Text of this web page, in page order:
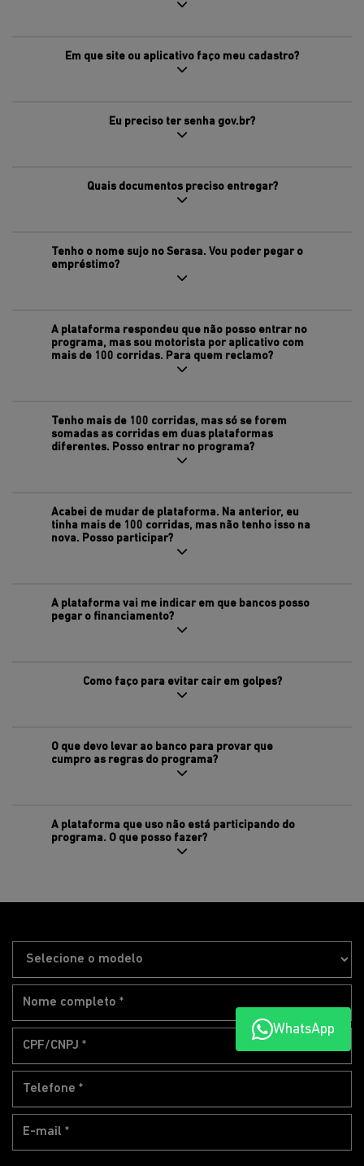
Em que site ou aplicativo faço meu cadastro?
Eu preciso ter senha gov.br?
Quais documentos preciso entregar?
Tenho o nome sujo no Serasa. Vou poder pegar o
empréstimo?
A plataforma respondeu que não posso entrar no
programa, mas sou motorista por aplicativo com
mais de 100 corridas. Para quem reclamo?
Tenho mais de 100 corridas, mas só se forem
somadas as corridas em duas plataformas
diferentes. Posso entrar no programa?
Acabei de mudar de plataforma. Na anterior, eu
tinha mais de 100 corridas, mas não tenho isso na
nova. Posso participar?
A plataforma vai me indicar em que bancos posso
pegar o financiamento?
Como faço para evitar cair em golpes?
O que devo levar ao banco para provar que
cumpro as regras do programa?
A plataforma que uso não está participando do
programa. O que posso fazer?
WhatsApp